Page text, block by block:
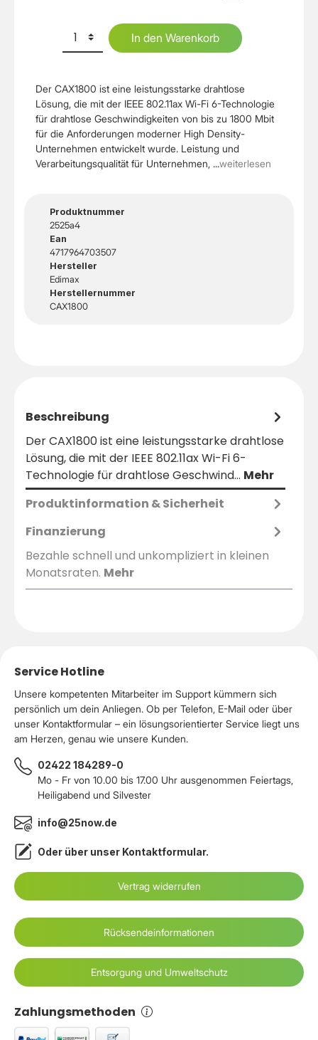
Der CAX1800 ist eine leistungsstarke drahtlose
Lösung, die mit der IEEE 802.11ax Wi-Fi 6-Technologie
für drahtlose Geschwindigkeiten von bis zu 1800 Mbit
für die Anforderungen moderner High Density-
Unternehmen entwickelt wurde. Leistung und
Verarbeitungsqualität für Unternehmen, ...weiterlesen
Produktnummer
2525a4
Ean
4717964703507
Hersteller
Edimax
Herstellernummer
CAX1800
In den Warenkorb
Beschreibung
Der CAX1800 ist eine leistungsstarke drahtlose
Lösung, die mit der IEEE 802.11ax Wi-Fi 6-
Technologie für drahtlose Geschwind… Mehr
Produktinformation & Sicherheit
Finanzierung
Bezahle schnell und unkompliziert in kleinen
Monatsraten. Mehr
Service Hotline
Unsere kompetenten Mitarbeiter im Support kümmern sich
persönlich um dein Anliegen. Ob per Telefon, E-Mail oder über
unser Kontaktformular – ein lösungsorientierter Service liegt uns
am Herzen, genau wie unsere Kunden.
02422 184289-0
Mo - Fr von 10.00 bis 17.00 Uhr ausgenommen Feiertags,
Heiligabend und Silvester
info@25now.de
Oder über unser Kontaktformular.
Vertrag widerrufen
Zahlungsmethoden
Rücksendeinformationen
Entsorgung und Umweltschutz